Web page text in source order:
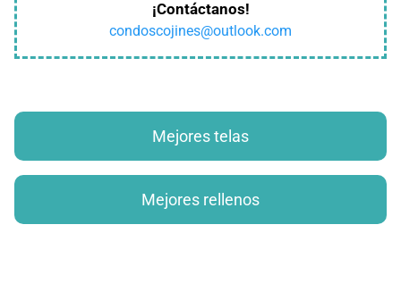
¡Contáctanos!
condoscojines@outlook.com
Mejores telas
Mejores rellenos